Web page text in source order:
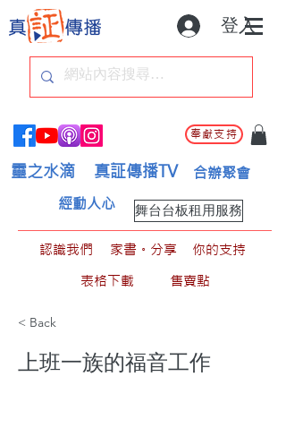
登入
奉獻支持
靈之水滴 真証傳播TV 合辦聚會
舞台台板租用服務
經動人心
認識我們 家書。分享
你的支持
表格下載
售賣點
< Back
上班一族的福音工作